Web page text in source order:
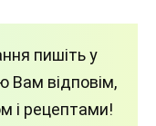
пишіть у
Вам відповім,
і рецептами!